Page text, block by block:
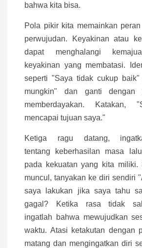
bahwa kita bisa.
Pola pikir kita memainkan
perwujudan. Keyakinan atau
dapat menghalangi
keyakinan yang membatasi.
seperti "Saya tidak cukup
mungkin" dan ganti dengan
memberdayakan. Katakan,
mencapai tujuan saya."
Ketiga ragu datang,
tentang keberhasilan masa
pada kekuatan yang kita miliki.
muncul, tanyakan ke diri sendiri
saya lakukan jika saya tahu
gagal? Ketika rasa tidak
ingatlah bahwa mewujudkan
waktu. Atasi ketakutan dengan
matang dan mengingatkan diri